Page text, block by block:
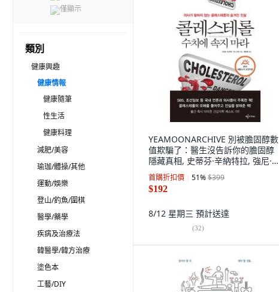
僅顯示
類別
健康興趣
健康情報
健康隨筆
性生活
健康料理
減肥/美容
瑜珈/體操/其他
運動/娛樂
登山/釣魚/圍棋
醫學/藥學
疾病及治療法
韓醫學/韓方治療
塗色本
工藝/DIY
YEAMOONARCHIVE 別被膽固醇數
值欺騙了：醫生沒告訴你的膽固醇
隱藏真相, 史蒂芬·辛納特拉, 強尼·波
登
首購折扣價 51%$399
$192
8/12 星期三 預計送達
(32)